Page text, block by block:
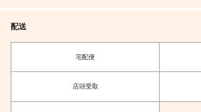
配送
宅配便
店頭受取